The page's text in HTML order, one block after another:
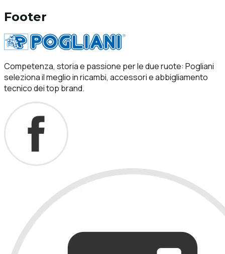
Footer
Competenza, storia e passione per le due ruote: Pogliani
seleziona il meglio in ricambi, accessori e abbigliamento
tecnico dei top brand.